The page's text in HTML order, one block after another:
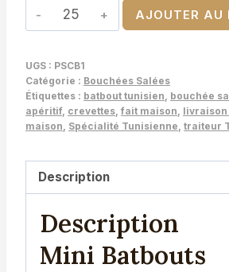
quantité
de
Batbouts
Crevettes
–
Tunisiennes
AJOUTER AU
UGS : PSCB1
Catégorie : Bouchées Salées
Étiquettes : batbout tunisien, bouchée
apéritif, crevettes, fait maison, livraison
maison, Spécialité Tunisienne, traiteur
Description
Description
Mini Batbouts